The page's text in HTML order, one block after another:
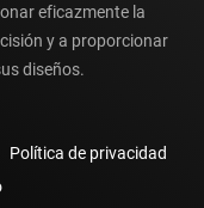
eficazmente la
y a proporcionar
diseños.
Política de privacidad